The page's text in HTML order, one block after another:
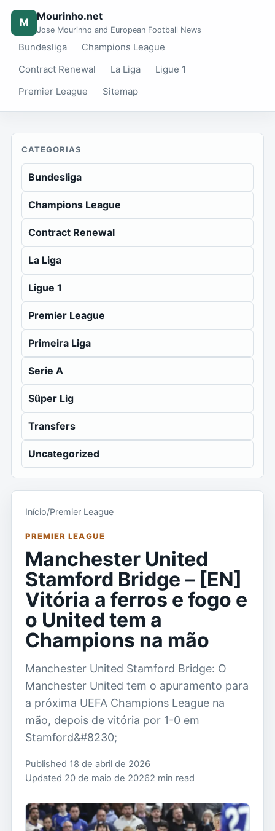
M Mourinho.net
Jose Mourinho and European Football News
Bundesliga
Champions League
Contract Renewal
La Liga
Ligue 1
Premier League
Sitemap
CATEGORIAS
Bundesliga
Champions League
Contract Renewal
La Liga
Ligue 1
Premier League
Primeira Liga
Serie A
Süper Lig
Transfers
Uncategorized
Início/Premier League
PREMIER LEAGUE
Manchester United
Stamford Bridge – [EN]
Vitória a ferros e fogo e
o United tem a
Champions na mão
Manchester United Stamford Bridge: O
Manchester United tem o apuramento para
a próxima UEFA Champions League na
mão, depois de vitória por 1-0 em
Stamford&#8230;
Published 18 de abril de 2026
Updated 20 de maio de 20262 min read